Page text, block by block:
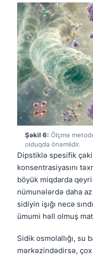
Şəkil 6: Ölçmə
olduqda önəmlidir.
Dipstiklə spesifik
konsentrasiyasını
böyük miqdarda
nümunələrdə daha
sidiyin işığı necə
ümumi həll olmuş
Sidik osmolallığı, su
mərkəzindədirsə,